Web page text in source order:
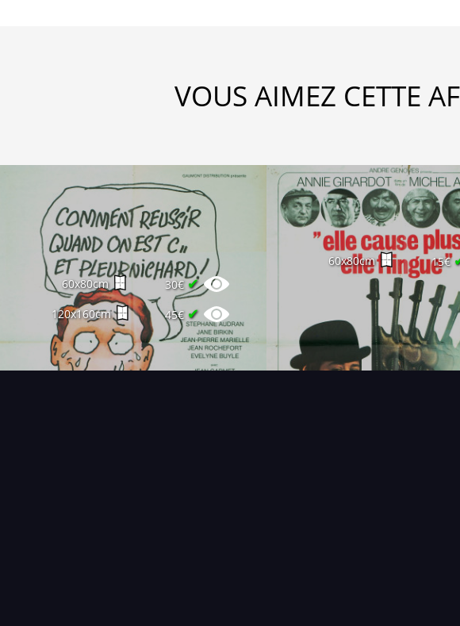
VOUS AIMEZ CETTE
60x80cm 30€✔
120x160cm 45€ ✔
60x80cm 15€